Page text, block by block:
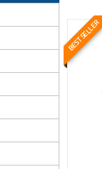
BEST SELLER